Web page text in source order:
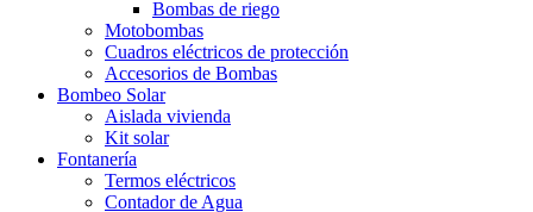
Bombas de riego
Motobombas
Cuadros eléctricos de protección
Accesorios de Bombas
Bombeo Solar
Aislada vivienda
Kit solar
Fontanería
Termos eléctricos
Contador de Agua